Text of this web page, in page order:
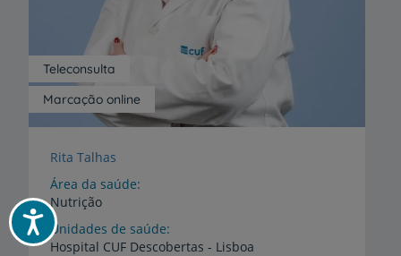
Acessibilidade
Marcação online
Teleconsulta
Rita Talhas
Área da saúde
Nutrição
Unidades de saúde
Hospital CUF Descobertas - Lisboa